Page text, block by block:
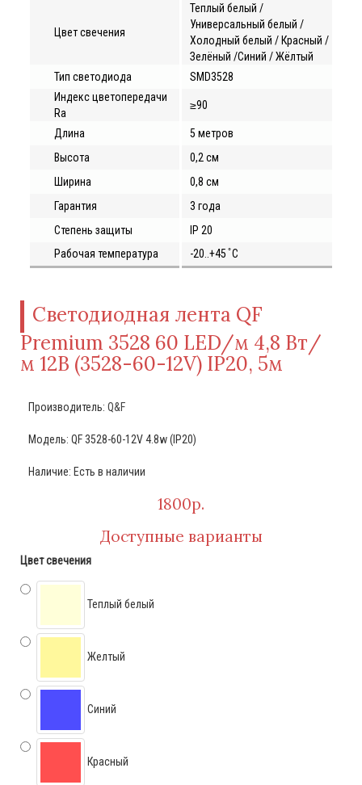
Цвет свечения
Теплый белый /
Универсальный белый /
Холодный белый / Красный /
Зелёный /Синий / Жёлтый
Тип светодиода
SMD3528
Индекс цветопередачи
Ra
≥90
Длина
5 метров
Высота
0,2 см
Ширина
0,8 см
Гарантия
3 года
Степень защиты
IP 20
Рабочая температура
-20..+45 ̊ С
Светодиодная лента QF
Premium 3528 60 LED/м 4,8 Вт/
м 12В (3528-60-12V) IP20, 5м
Производитель: Q&F
Модель: QF 3528-60-12V 4.8w (IP20)
Наличие: Есть в наличии
1800р.
Доступные варианты
Цвет свечения
Теплый белый
Желтый
Синий
Красный